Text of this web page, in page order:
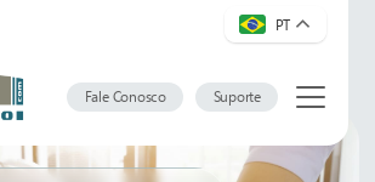
PT
Fale Conosco Suporte